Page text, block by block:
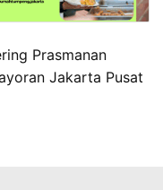
Prasmanan
Jakarta Pusat